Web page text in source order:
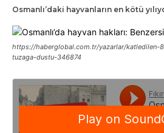
Osmanlı’daki hayvanların en kötü
https://haberglobal.com.tr/yazarlar/
tuzaga-dustu-346874